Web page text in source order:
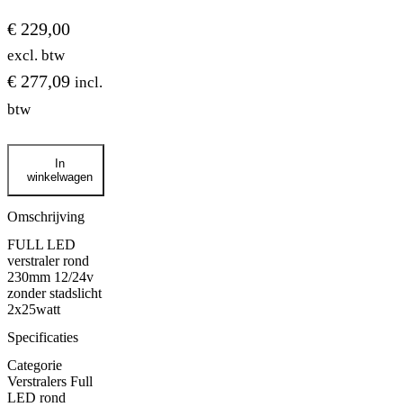
€ 229,00
excl. btw
€ 277,09 incl.
btw
FULL
verstraler
rond
230mm
zonder
stadslicht
aantal
In
winkelwagen
Omschrijving
FULL LED
verstraler rond
230mm 12/24v
zonder stadslicht
2x25watt
Specificaties
Categorie
Verstralers Full
LED rond